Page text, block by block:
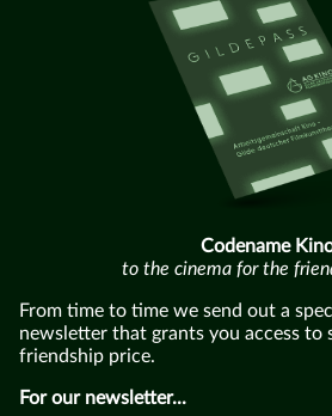
Codename
to the cinema for the
From time to time we send out a
newsletter that grants you access to
friendship price.
For our newsletter...